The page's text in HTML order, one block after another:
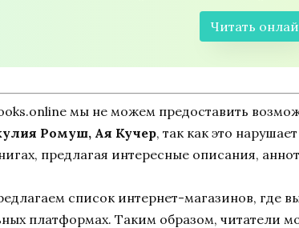
Читать
мы не можем предоставить
Ромуш, Ая Кучер, так как это
предлагая интересные описания,
список интернет-магазинов, где
платформах. Таким образом, читатели